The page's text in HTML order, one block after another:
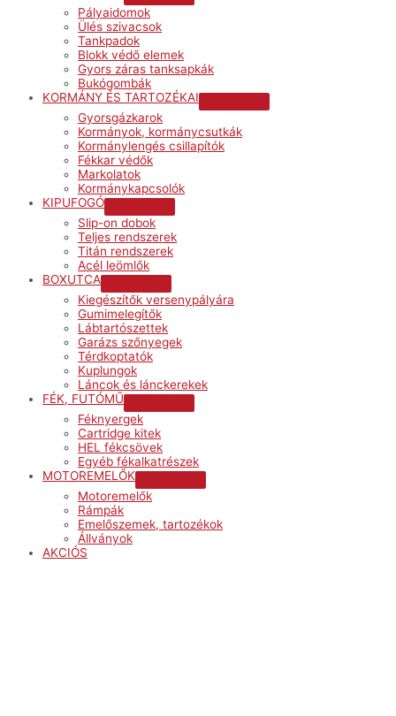
Pályaidomok
Ülés szivacsok
Tankpadok
Blokk védő elemek
Gyors záras tanksapkák
Bukógombák
KORMÁNY ÉS TARTOZÉKAI
Gyorsgázkarok
Kormányok, kormánycsutkák
Kormánylengés csillapítók
Fékkar védők
Markolatok
Kormánykapcsolók
KIPUFOGÓ
Toggle
Slip-on dobok
Teljes rendszerek
Titán rendszerek
Acél leömlők
BOXUTCA
Toggle
Kiegészítők versenypályára
Gumimelegítők
Lábtartószettek
Garázs szőnyegek
Térdkoptatók
Kuplungok
Láncok és lánckerekek
FÉK, FUTÓMŰ
Féknyergek
Cartridge kitek
HEL fékcsövek
Egyéb fékalkatrészek
MOTOREMELŐK
Motoremelők
Rámpák
Emelőszemek, tartozékok
Állványok
AKCIÓS